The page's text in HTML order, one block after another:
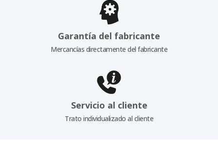
Garantía del fabricante
Mercancías directamente del fabricante
Servicio al cliente
Trato individualizado al cliente